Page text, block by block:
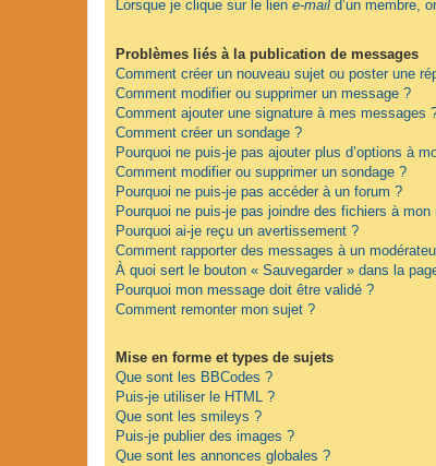
Lorsque je clique sur le lien e-mail d’un membre,
Problèmes liés à la publication de messages
Comment créer un nouveau sujet ou poster une
Comment modifier ou supprimer un message ?
Comment ajouter une signature à mes messages
Comment créer un sondage ?
Pourquoi ne puis-je pas ajouter plus d’options à
Comment modifier ou supprimer un sondage ?
Pourquoi ne puis-je pas accéder à un forum ?
Pourquoi ne puis-je pas joindre des fichiers à mon
Pourquoi ai-je reçu un avertissement ?
Comment rapporter des messages à un
À quoi sert le bouton « Sauvegarder » dans la
Pourquoi mon message doit être validé ?
Comment remonter mon sujet ?
Mise en forme et types de sujets
Que sont les BBCodes ?
Puis-je utiliser le HTML ?
Que sont les smileys ?
Puis-je publier des images ?
Que sont les annonces globales ?